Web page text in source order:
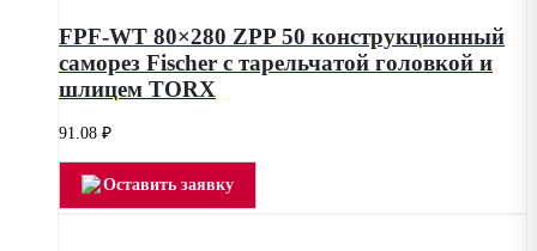
FPF-WT 80×280 ZPP 50 конструкционный
саморез Fischer с тарельчатой головкой и
шлицем TORX
91.08 ₽
Оставить заявку